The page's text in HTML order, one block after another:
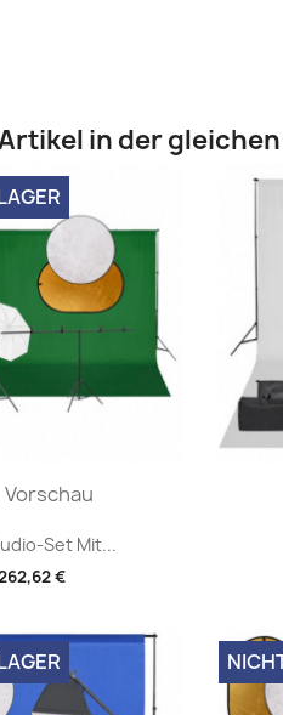
in der
Set Mit...
€
Vorschau